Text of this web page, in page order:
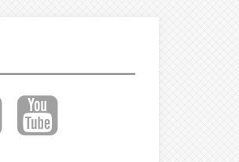
Facebook Youtube